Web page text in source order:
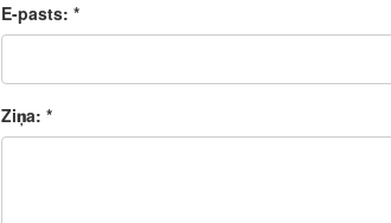
E-pasts: *
Ziņa: *